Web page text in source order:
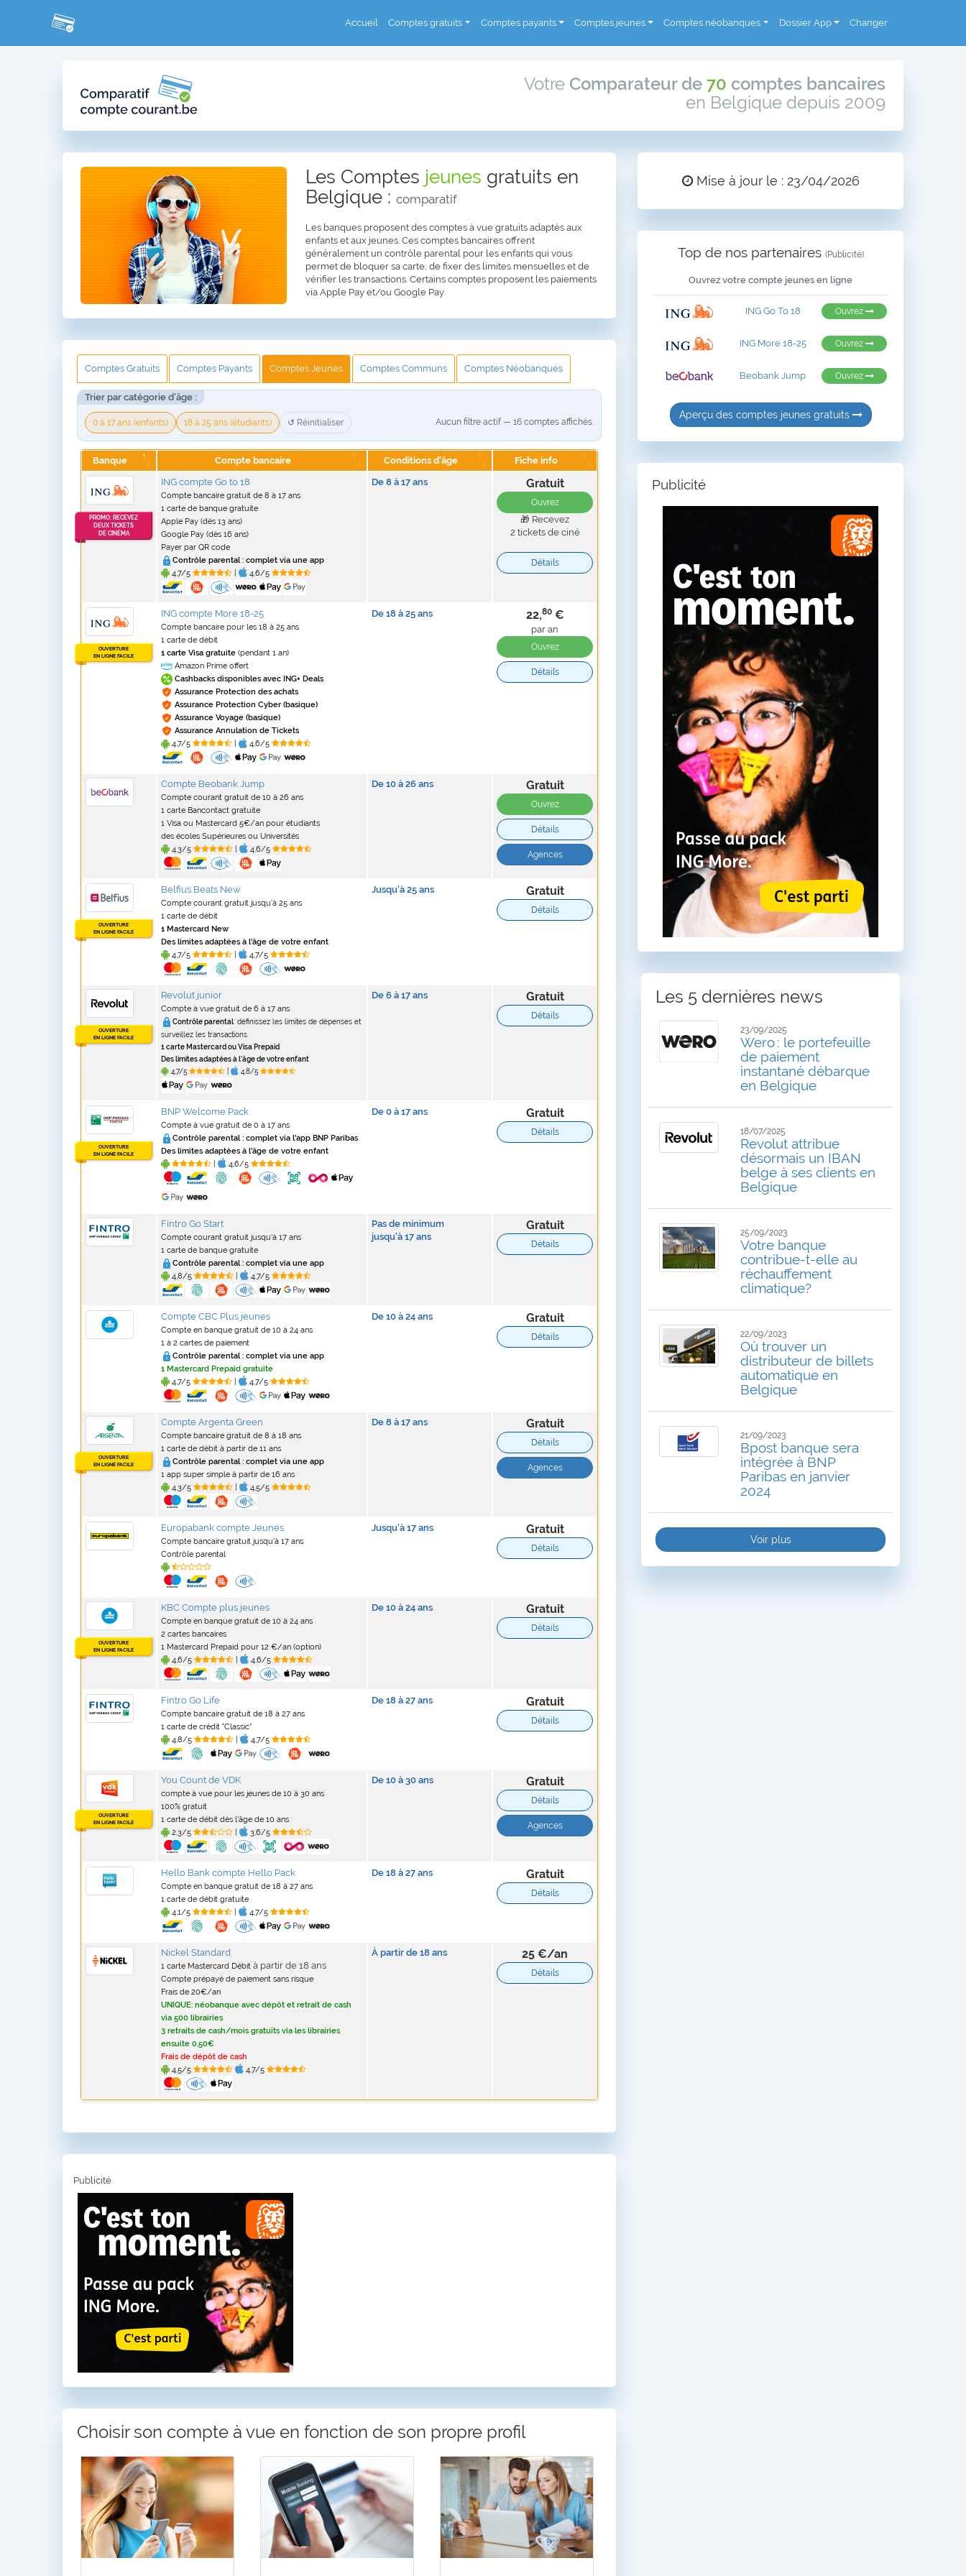
Accueil Comptes gratuits Comptes payants Comptes jeunes Comptes néobanques Dossier App Changer
Votre Comparateur de 70 comptes bancaires
en Belgique depuis 2009
Les Comptes jeunes gratuits en
Belgique : comparatif
Les banques proposent des comptes à vue gratuits adaptés aux
enfants et aux jeunes. Ces comptes bancaires offrent
généralement un contrôle parental pour les enfants qui vous
permet de bloquer sa carte, de fixer des limites mensuelles et de
vérifier les transactions. Certains comptes proposent les paiements
via Apple Pay et/ou Google Pay.
Comptes Gratuits Comptes Payants Comptes Jeunes Comptes Communs Comptes Néobanques
Trier par catégorie d'âge :
0 à 17 ans (enfants) 18 à 25 ans (étudiants) ↺ Réinitialiser Aucun filtre actif — 16 comptes affichés.
Banque Compte bancaire Conditions d'âge Fiche info
PROMO: RECEVEZ
DEUX TICKETS
DE CINÉMA
ING compte Go to 18
Compte bancaire gratuit de 8 à 17 ans
1 carte de banque gratuite
Apple Pay (dès 13 ans)
Google Pay (dès 16 ans)
Payer par QR code
Contrôle parental : complet via une app
4,7/5
| 4,6/5
De 8 à 17 ans Gratuit
Ouvrez
🎁 Recevez
2 tickets de ciné
Détails
OUVERTURE
EN LIGNE FACILE
ING compte More 18-25
Compte bancaire pour les 18 à 25 ans
1 carte de débit
1 carte Visa gratuite (pendant 1 an)
Amazon Prime offert
Cashbacks disponibles avec ING+ Deals
Assurance Protection des achats
Assurance Protection Cyber (basique)
Assurance Voyage (basique)
Assurance Annulation de Tickets
4,7/5
4,6/5
De 18 à 25 ans 22,80€
par an
Ouvrez
Détails
Compte Beobank Jump
Compte courant gratuit de 10 à 26 ans
1 carte Bancontact gratuite
1 Visa ou Mastercard 5€/an pour étudiants
des écoles Supérieures ou Universités
4,3/5
| 4,6/5
De 10 à 26 ans Gratuit
Ouvrez
Détails
Agences
OUVERTURE
EN LIGNE FACILE
Belfius Beats New
Compte courant gratuit jusqu'à 25 ans
1 carte de débit
1 Mastercard New
Des limites adaptées à l'âge de votre enfant
4,7/5
| 4,7/5
Jusqu'à 25 ans Gratuit
Détails
OUVERTURE
EN LIGNE FACILE
Revolut junior
Compte à vue gratuit de 6 à 17 ans
Contrôle parental: définissez les limites de dépenses et
surveillez les transactions.
1 carte Mastercard ou Visa Prepaid
Des limites adaptées à l'âge de votre enfant
4,7/5
4,8/5
De 6 à 17 ans Gratuit
Détails
OUVERTURE
EN LIGNE FACILE
BNP Welcome Pack
Compte à vue gratuit de 0 à 17 ans
Contrôle parental : complet via l'app BNP Paribas
Des limites adaptées à l'âge de votre enfant
|
4,6/5
De 0 à 17 ans Gratuit
Détails
Fintro Go Start
Compte courant gratuit jusqu'à 17 ans
1 carte de banque gratuite
Contrôle parental : complet via une app
4,8/5
| 4,7/5
Pas de minimum
jusqu'à 17 ans
Gratuit
Détails
Compte CBC Plus jeunes
Compte en banque gratuit de 10 à 24 ans
1 à 2 cartes de paiement
Contrôle parental : complet via une app
1 Mastercard Prepaid gratuite
4,7/5
| 4,7/5
De 10 à 24 ans Gratuit
Détails
OUVERTURE
EN LIGNE FACILE
Compte Argenta Green
Compte bancaire gratuit de 8 à 18 ans
1 carte de débit à partir de 11 ans
Contrôle parental : complet via une app
1 app super simple à partir de 16 ans
4,3/5
| 4,5/5
De 8 à 17 ans Gratuit
Détails
Agences
Europabank compte Jeunes
Compte bancaire gratuit jusqu'à 17 ans
Contrôle parental
Jusqu'à 17 ans Gratuit
Détails
OUVERTURE
EN LIGNE FACILE
KBC Compte plus jeunes
Compte en banque gratuit de 10 à 24 ans
2 cartes bancaires
1 Mastercard Prepaid pour 12 €/an (option)
4,6/5
| 4,6/5
De 10 à 24 ans Gratuit
Détails
Fintro Go Life
Compte bancaire gratuit de 18 à 27 ans
1 carte de crédit "Classic"
4,8/5
| 4,7/5
De 18 à 27 ans Gratuit
Détails
OUVERTURE
EN LIGNE FACILE
You Count de VDK
compte à vue pour les jeunes de 10 à 30 ans
100% gratuit
1 carte de débit dès l'âge de 10 ans
2,3/5
| 3,6/5
De 10 à 30 ans Gratuit
Détails
Agences
Hello Bank compte Hello Pack
Compte en banque gratuit de 18 à 27 ans
1 carte de débit gratuite
4,1/5
| 4,7/5
De 18 à 27 ans Gratuit
Détails
Nickel Standard
1 carte Mastercard Débit à partir de 18 ans
Compte prépayé de paiement sans risque
Frais de 20€/an
UNIQUE: néobanque avec dépôt et retrait de cash
via 500 librairies
3 retraits de cash/mois gratuits via les librairies
ensuite 0,50€
Frais de dépôt de cash
4,5/5
4,7/5
À partir de 18 ans 25 €/an
Détails
Publicité
Choisir son compte à vue en fonction de son propre profil
Mise à jour le : 23/04/2026
Top de nos partenaires (Publicité)
Ouvrez votre compte jeunes en ligne
ING Go To 18 Ouvrez
ING More 18-25 Ouvrez
Beobank Jump Ouvrez
Aperçu des comptes jeunes gratuits
Publicité
Les 5 dernières news
23/09/2025
Wero : le portefeuille
de paiement
instantané débarque
en Belgique
18/07/2025
Revolut attribue
désormais un IBAN
belge à ses clients en
Belgique
25/09/2023
Votre banque
contribue-t-elle au
réchauffement
climatique?
22/09/2023
Où trouver un
distributeur de billets
automatique en
Belgique
21/09/2023
Bpost banque sera
intégrée à BNP
Paribas en janvier
2024
Voir plus